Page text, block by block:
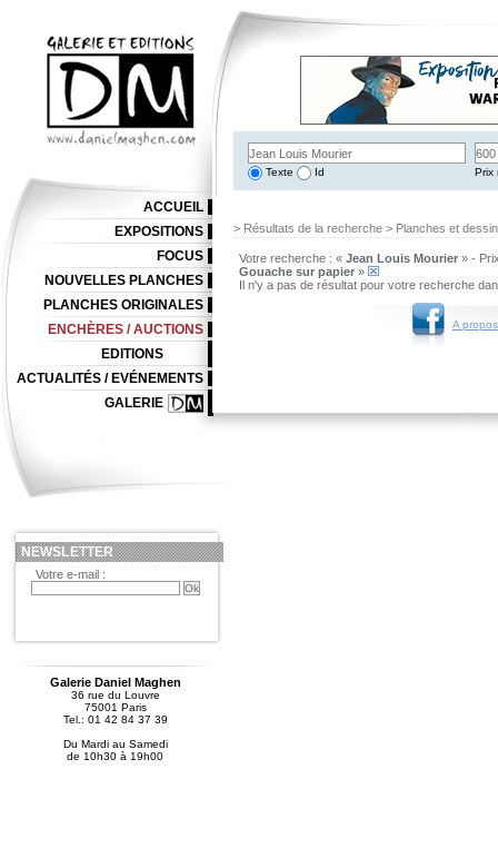
Texte Id Prix
> Résultats de la recherche > Planches et
Votre recherche : « Jean Louis Mourier » -
Gouache sur papier »
Il n'y a pas de résultat pour votre recherche
A
ACCUEIL
EXPOSITIONS
FOCUS
NOUVELLES PLANCHES
PLANCHES ORIGINALES
ENCHÈRES / AUCTIONS
EDITIONS
ACTUALITÉS / EVÉNEMENTS
GALERIE
NEWSLETTER
Votre e-mail :
Galerie Daniel Maghen
36 rue du Louvre
75001 Paris
Tel.: 01 42 84 37 39
Du Mardi au Samedi
de 10h30 à 19h00